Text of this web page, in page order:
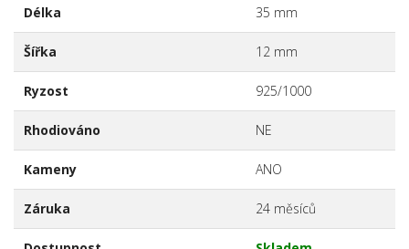
Délka 35 mm
Šířka 12 mm
Ryzost 925/1000
Rhodiováno NE
Kameny ANO
Záruka 24 měsíců